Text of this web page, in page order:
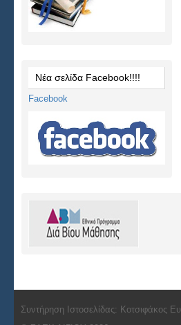
Νέα σελίδα Facebook!!!!
Facebook
Συντήρηση Ιστοσελίδας: Κοτσιφάκος